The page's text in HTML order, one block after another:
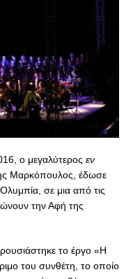
o μεγαλύτερος εν
Μαρκόπουλος, έδωσε
σε μια από τις
την Αφή της
το έργο «Η
του συνθέτη, το οποίο